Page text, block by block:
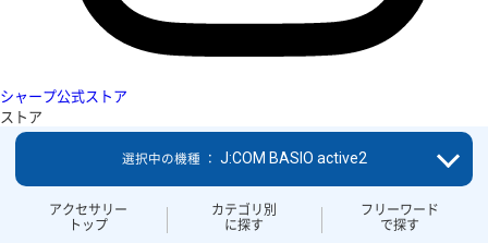
シャープ公式ストア
ストア
アクセサリー
トップ
カテゴリ別
に探す
フリーワード
で探す
選択中の機種 ： J:COM BASIO active2